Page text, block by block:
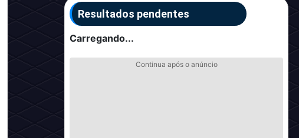
Resultados pendentes
Carregando...